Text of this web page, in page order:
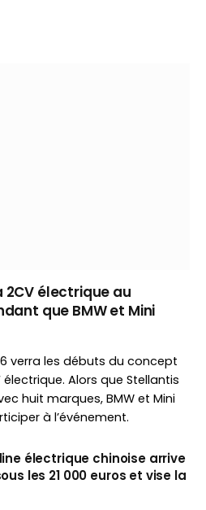
électrique au
que BMW et Mini
verra les débuts du concept
Alors que Stellantis
huit marques, BMW et Mini
à l’événement.
électrique chinoise arrive
les 21 000 euros et vise la